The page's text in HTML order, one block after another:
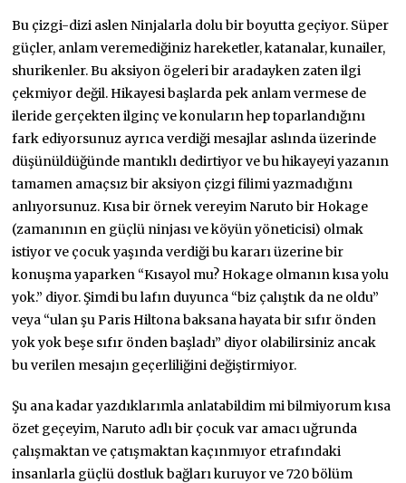
Bu çizgi-dizi aslen Ninjalarla dolu bir boyutta geçiyor. Süper
güçler, anlam veremediğiniz hareketler, katanalar, kunailer,
shurikenler. Bu aksiyon ögeleri bir aradayken zaten ilgi
çekmiyor değil. Hikayesi başlarda pek anlam vermese de
ileride gerçekten ilginç ve konuların hep toparlandığını
fark ediyorsunuz ayrıca verdiği mesajlar aslında üzerinde
düşünüldüğünde mantıklı dedirtiyor ve bu hikayeyi yazanın
tamamen amaçsız bir aksiyon çizgi filimi yazmadığını
anlıyorsunuz. Kısa bir örnek vereyim Naruto bir Hokage
(zamanının en güçlü ninjası ve köyün yöneticisi) olmak
istiyor ve çocuk yaşında verdiği bu kararı üzerine bir
konuşma yaparken “Kısayol mu? Hokage olmanın kısa yolu
yok.” diyor. Şimdi bu lafın duyunca “biz çalıştık da ne oldu”
veya “ulan şu Paris Hiltona baksana hayata bir sıfır önden
yok yok beşe sıfır önden başladı” diyor olabilirsiniz ancak
bu verilen mesajın geçerliliğini değiştirmiyor.
Şu ana kadar yazdıklarımla anlatabildim mi bilmiyorum kısa
özet geçeyim, Naruto adlı bir çocuk var amacı uğrunda
çalışmaktan ve çatışmaktan kaçınmıyor etrafındaki
insanlarla güçlü dostluk bağları kuruyor ve 720 bölüm